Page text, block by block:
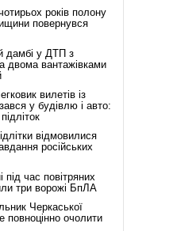
років полону
повернувся
дамбі у ДТП з
двома вантажівками
вилетів із
у будівлю і авто:
відмовилися
російських
час повітряних
три ворожі БпЛА
Черкаської
повноцінно очолити